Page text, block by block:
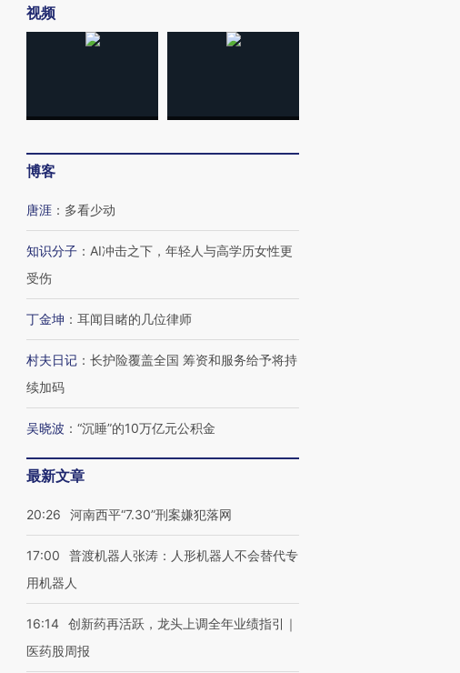
视频
博客
唐涯 ： 多看少动
知识分子 ： AI冲击之下，年轻人与高学历女性更
受伤
丁金坤 ： 耳闻目睹的几位律师
村夫日记 ： 长护险覆盖全国 筹资和服务给予将持
续加码
吴晓波 ： “沉睡”的10万亿元公积金
最新文章
20:26 河南西平“7.30”刑案嫌犯落网
17:00
普渡机器人张涛：人形机器人不会替代专
用机器人
16:14 创新药再活跃，龙头上调全年业绩指引｜
医药股周报